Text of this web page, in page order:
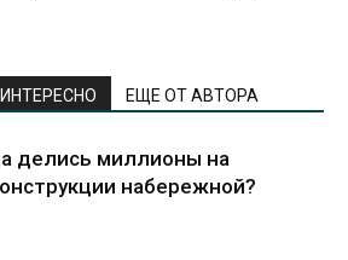
ЕЩЕ ОТ АВТОРА
делись миллионы на
набережной?